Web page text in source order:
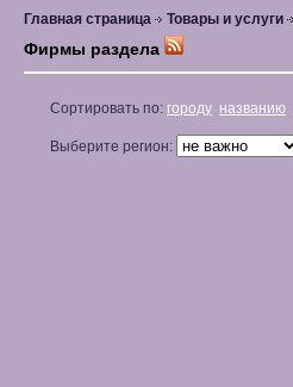
Главная страница Товары и услуги
Фирмы раздела
Сортировать по: городу названию
Выберите регион: